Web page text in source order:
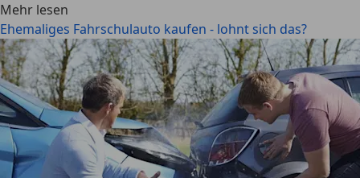
Mehr lesen
Ehemaliges Fahrschulauto kaufen - lohnt sich das?